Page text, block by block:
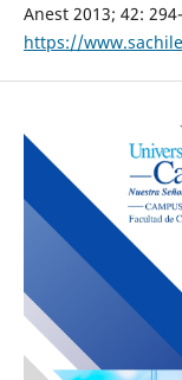
Anest 2013; 42:
https://